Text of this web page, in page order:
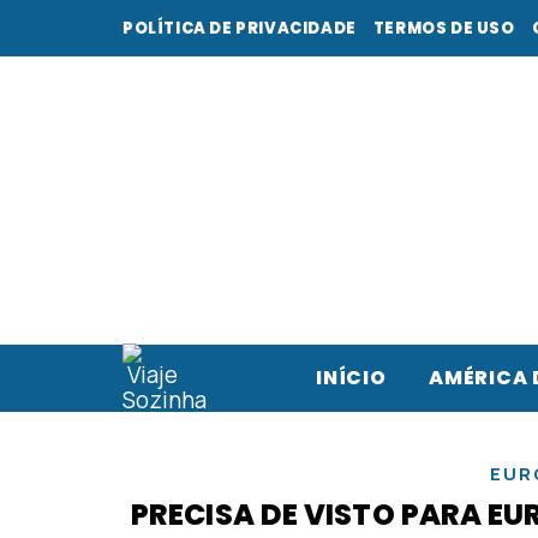
POLÍTICA DE PRIVACIDADE TERMOS DE USO
INÍCIO AMÉRICA
PRECISA DE VISTO PARA